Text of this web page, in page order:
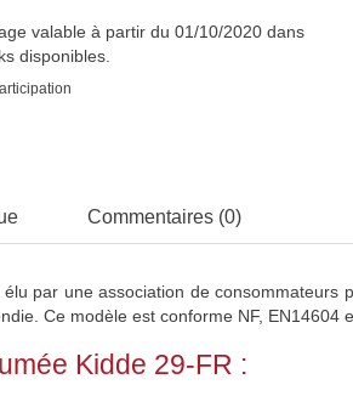
valable à partir du 01/10/2020 dans
disponibles.
Commentaires (0)
par une association de consommateurs
Ce modèle est conforme NF, EN14604
Kidde 29-FR :